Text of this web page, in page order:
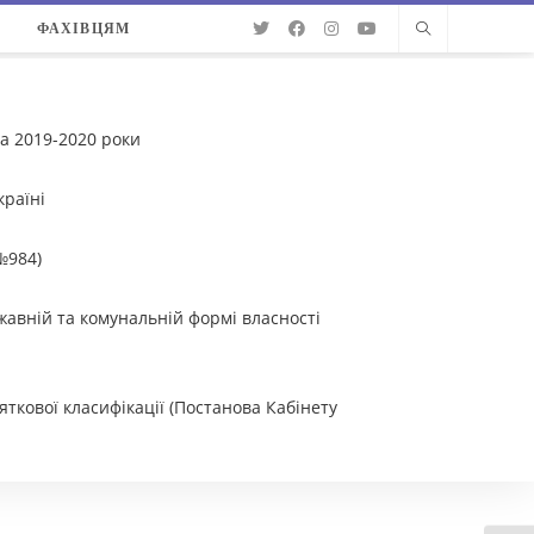
ФАХІВЦЯМ
2019-2020 роки
та комунальній формі власності
класифікації (Постанова Кабінету